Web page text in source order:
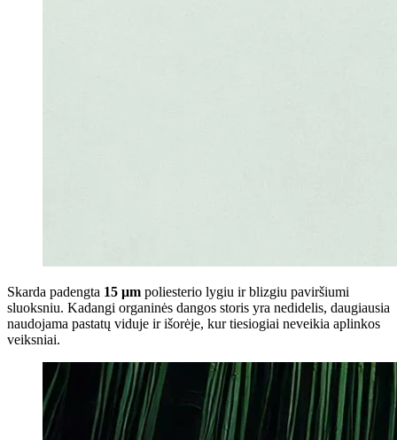
Skarda padengta 15 μm poliesterio lygiu ir blizgiu paviršiumi
sluoksniu. Kadangi organinės dangos storis yra nedidelis, daugiausia
naudojama pastatų viduje ir išorėje, kur tiesiogiai neveikia aplinkos
veiksniai.